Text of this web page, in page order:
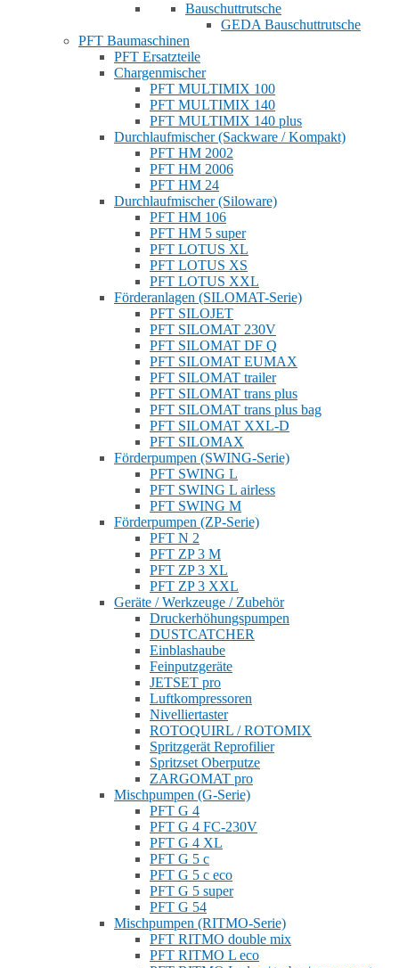
Bauschuttrutsche
GEDA Bauschuttrutsche
PFT Baumaschinen
PFT Ersatzteile
Chargenmischer
PFT MULTIMIX 100
PFT MULTIMIX 140
PFT MULTIMIX 140 plus
Durchlaufmischer (Sackware / Kompakt)
PFT HM 2002
PFT HM 2006
PFT HM 24
Durchlaufmischer (Siloware)
PFT HM 106
PFT HM 5 super
PFT LOTUS XL
PFT LOTUS XS
PFT LOTUS XXL
Förderanlagen (SILOMAT-Serie)
PFT SILOJET
PFT SILOMAT 230V
PFT SILOMAT DF Q
PFT SILOMAT EUMAX
PFT SILOMAT trailer
PFT SILOMAT trans plus
PFT SILOMAT trans plus bag
PFT SILOMAT XXL-D
PFT SILOMAX
Förderpumpen (SWING-Serie)
PFT SWING L
PFT SWING L airless
PFT SWING M
Förderpumpen (ZP-Serie)
PFT N 2
PFT ZP 3 M
PFT ZP 3 XL
PFT ZP 3 XXL
Geräte / Werkzeuge / Zubehör
Druckerhöhungspumpen
DUSTCATCHER
Einblashaube
Feinputzgeräte
JETSET pro
Luftkompressoren
Nivelliertaster
ROTOQUIRL / ROTOMIX
Spritzgerät Reprofilier
Spritzset Oberputze
ZARGOMAT pro
Mischpumpen (G-Serie)
PFT G 4
PFT G 4 FC-230V
PFT G 4 XL
PFT G 5 c
PFT G 5 c eco
PFT G 5 super
PFT G 54
Mischpumpen (RITMO-Serie)
PFT RITMO double mix
PFT RITMO L eco